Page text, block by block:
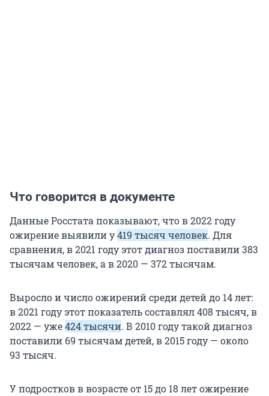
Что говорится в документе
Данные Росстата показывают, что в 2022 году
ожирение выявили у419 тысяч человек. Для
сравнения, в 2021 году этот диагноз поставили 383
тысячам человек, а в 2020 — 372 тысячам.
Выросло и число ожирений среди детей до 14 лет:
в 2021 году этот показатель составлял 408 тысяч, в
2022 — уже424 тысячи. В 2010 году такой диагноз
поставили 69 тысячам детей, в 2015 году — около
93 тысяч.
У подростков в возрасте от 15 до 18 лет ожирение